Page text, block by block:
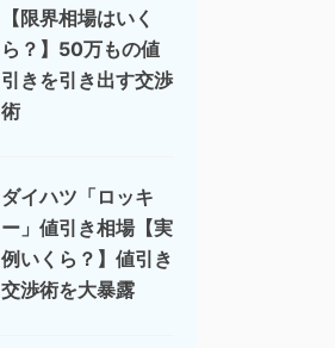
【限界相場はいく
ら？】50万もの値
引きを引き出す交渉
術
ダイハツ「ロッキ
ー」値引き相場【実
例いくら？】値引き
交渉術を大暴露